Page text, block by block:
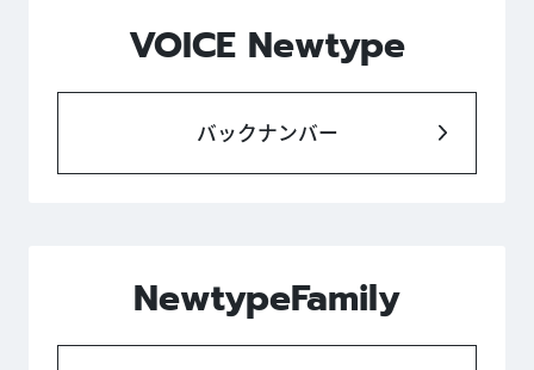
VOICE Newtype
バックナンバー
NewtypeFamily